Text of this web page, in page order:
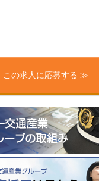
この求人に応募する ≫